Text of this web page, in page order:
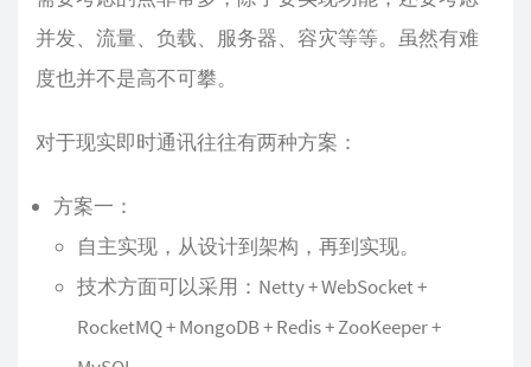
并发、流量、负载、服务器、容灾等等。虽然有难
度也并不是高不可攀。
对于现实即时通讯往往有两种方案：
方案一：
自主实现，从设计到架构，再到实现。
技术方面可以采用：Netty + WebSocket +
RocketMQ + MongoDB + Redis + ZooKeeper +